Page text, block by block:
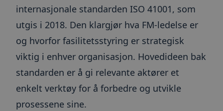
internasjonale standarden ISO 41001, som
utgis i 2018. Den klargjør hva FM-ledelse er
og hvorfor fasilitetsstyring er strategisk
viktig i enhver organisasjon. Hovedideen bak
standarden er å gi relevante aktører et
enkelt verktøy for å forbedre og utvikle
prosessene sine.